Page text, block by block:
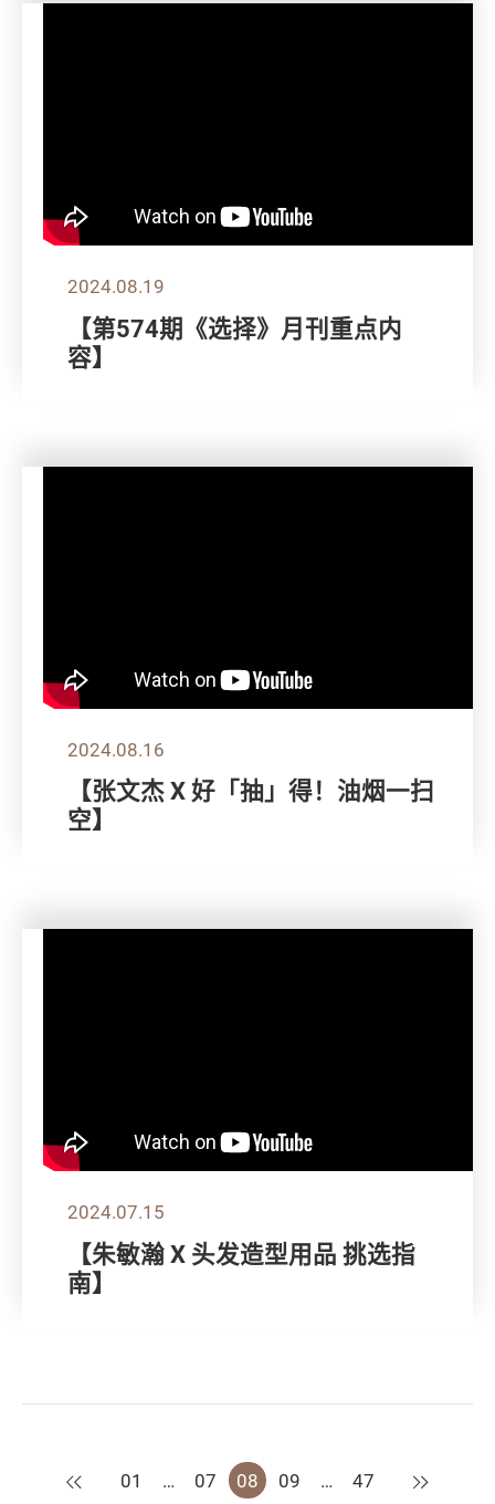
2024.08.19
【第574期《选择》月刊重点内
容】
2024.08.16
【张文杰 X 好「抽」得！油烟一扫
空】
2024.07.15
【朱敏瀚 X 头发造型用品 挑选指
南】
上一页
01 … 07 08 09 … 47 下一页